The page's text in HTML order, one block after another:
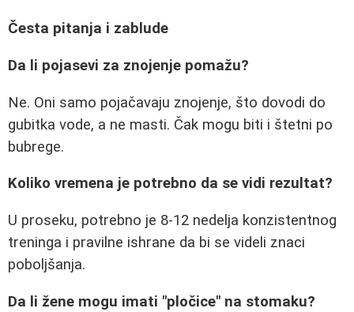
Česta pitanja i zablude
Da li pojasevi za znojenje pomažu?
Ne. Oni samo pojačavaju znojenje, što dovodi do
gubitka vode, a ne masti. Čak mogu biti i štetni po
bubrege.
Koliko vremena je potrebno da se vidi rezultat?
U proseku, potrebno je 8-12 nedelja konzistentnog
treninga i pravilne ishrane da bi se videli znaci
poboljšanja.
Da li žene mogu imati "pločice" na stomaku?